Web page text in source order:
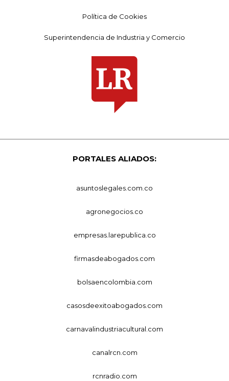
Política de Cookies
Superintendencia de Industria y Comercio
PORTALES ALIADOS:
asuntoslegales.com.co
agronegocios.co
empresas.larepublica.co
firmasdeabogados.com
bolsaencolombia.com
casosdeexitoabogados.com
carnavalindustriacultural.com
canalrcn.com
rcnradio.com